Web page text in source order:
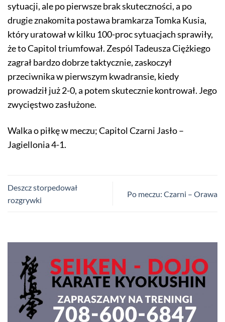
sytuacji, ale po pierwsze brak skuteczności, a po
drugie znakomita postawa bramkarza Tomka Kusia,
który uratował w kilku 100-proc sytuacjach sprawiły,
że to Capitol triumfował. Zespól Tadeusza Ciężkiego
zagrał bardzo dobrze taktycznie, zaskoczył
przeciwnika w pierwszym kwadransie, kiedy
prowadził już 2-0, a potem skutecznie kontrował. Jego
zwycięstwo zasłużone.
Walka o piłkę w meczu; Capitol Czarni Jasło –
Jagiellonia 4-1.
Deszcz storpedował
rozgrywki
Po meczu: Czarni – Orawa